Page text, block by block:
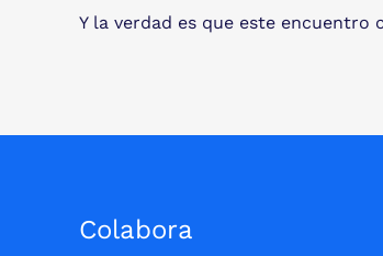
Y la verdad es que este
Colabora